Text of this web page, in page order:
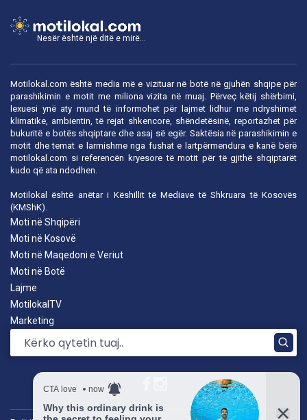
Nesër është një ditë e mirë...
Motilokal.com është media më e vizituar në botë në gjuhën shqipe për
parashikimin e motit me miliona vizita në muaj. Përveç këtij shërbimi,
lexuesi ynë aty mund të informohet për lajmet lidhur me ndryshimet
klimatike, ambientin, të rejat shkencore, shëndetësinë, reportazhet për
bukuritë e botës shqiptare dhe asaj së egër. Saktësia në parashikimin e
motit dhe temat e larmishme nga fushat e lartpërmendura e kanë bërë
motilokal.com si referencën kryesore të motit për të gjithë shqiptarët
kudo që ata ndodhen.
Motilokal është anëtar i Këshillit të Mediave të Shkruara të Kosovës
(KMShK).
Moti në Shqipëri
Moti në Kosovë
Moti në Maqedoni e Veriut
Moti në Botë
Lajme
MotilokalTV
Marketing